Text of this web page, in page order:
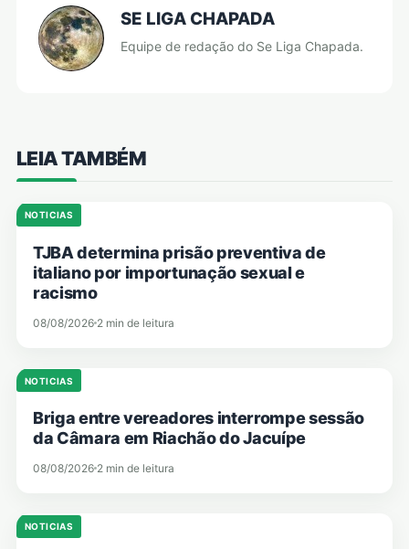
SE LIGA CHAPADA
Equipe de redação do Se Liga Chapada.
LEIA TAMBÉM
NOTICIAS
TJBA determina prisão preventiva de
italiano por importunação sexual e
racismo
08/08/2026 2 min de leitura
NOTICIAS
Briga entre vereadores interrompe sessão
da Câmara em Riachão do Jacuípe
08/08/2026 2 min de leitura
NOTICIAS